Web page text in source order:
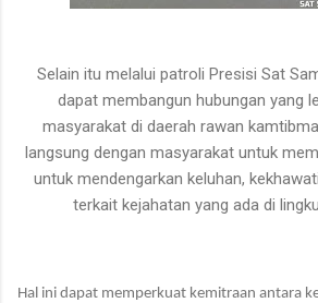
Selain itu melalui patroli Presisi Sat
dapat membangun hubungan yang
masyarakat di daerah rawan
langsung dengan masyarakat untuk
untuk mendengarkan keluhan,
terkait kejahatan yang ada di
Hal ini dapat memperkuat kemitraan antara